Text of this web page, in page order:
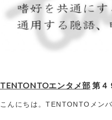
TENTONTOエンタメ部 第４
こんにちは。TENTONTOメン